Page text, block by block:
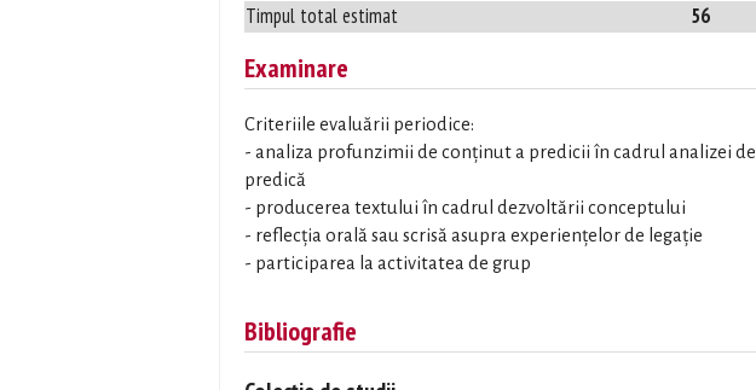
Timpul total estimat 56
Examinare
Criteriile evaluării periodice:
- analiza profunzimii de conținut a predicii în cadrul analizei de
predică
- producerea textului în cadrul dezvoltării conceptului
- reflecția orală sau scrisă asupra experiențelor de legație
- participarea la activitatea de grup
Bibliografie